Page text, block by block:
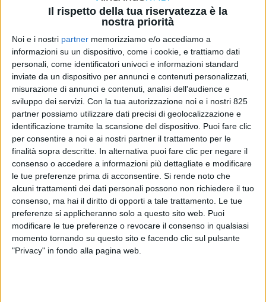
Il rispetto della tua riservatezza è la
nostra priorità
Noi e i nostri partner memorizziamo e/o accediamo a
informazioni su un dispositivo, come i cookie, e trattiamo dati
personali, come identificatori univoci e informazioni standard
inviate da un dispositivo per annunci e contenuti personalizzati,
misurazione di annunci e contenuti, analisi dell'audience e
sviluppo dei servizi. Con la tua autorizzazione noi e i nostri 825
partner possiamo utilizzare dati precisi di geolocalizzazione e
identificazione tramite la scansione del dispositivo. Puoi fare clic
per consentire a noi e ai nostri partner il trattamento per le
finalità sopra descritte. In alternativa puoi fare clic per negare il
consenso o accedere a informazioni più dettagliate e modificare
le tue preferenze prima di acconsentire. Si rende noto che
alcuni trattamenti dei dati personali possono non richiedere il tuo
consenso, ma hai il diritto di opporti a tale trattamento. Le tue
preferenze si applicheranno solo a questo sito web. Puoi
modificare le tue preferenze o revocare il consenso in qualsiasi
momento tornando su questo sito e facendo clic sul pulsante
"Privacy" in fondo alla pagina web.
Pronta al decollo la prima
compagnia aerea solo merci
del Vietnam
ESTERO 29 GIUGNO 2021